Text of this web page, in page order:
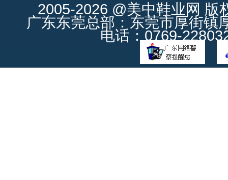
2005-2026 @美中鞋业网 版
广东东莞总部：东莞市厚街镇
电话：0769-